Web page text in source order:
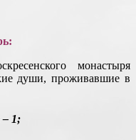
монастыря
души, проживавшие в
– 1;